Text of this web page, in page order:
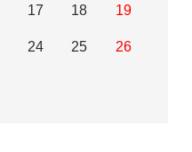
17 18 19
24 25 26